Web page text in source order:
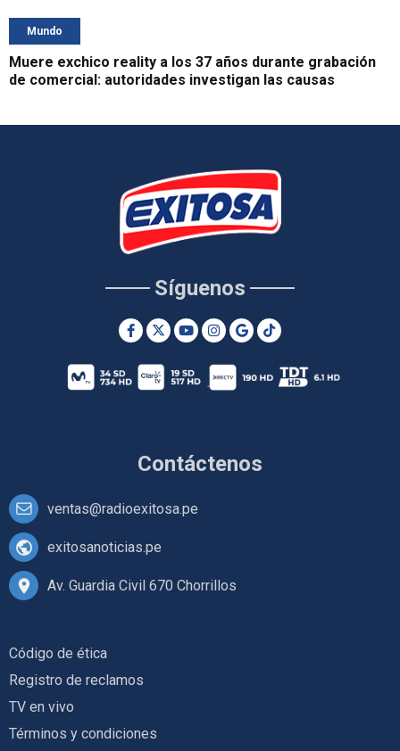
Mundo
Muere exchico reality a los 37 años durante grabación
de comercial: autoridades investigan las causas
Contáctenos
ventas@radioexitosa.pe
exitosanoticias.pe
Av. Guardia Civil 670 Chorrillos
Síguenos
Código de ética
Registro de reclamos
TV en vivo
Términos y condiciones